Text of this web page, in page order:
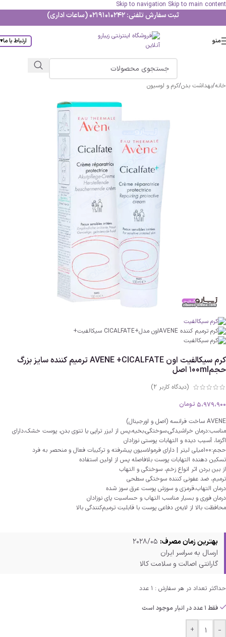
Skip to navigation Skip to main content
ثبت سفارش تلفنی: 02191010242 (ساعات اداری)
منو ارتباط با ما▾
خانه/بهداشت بدن/کرم و لوسیون
کرم سیکالفیت اون AVENE +CICALFATE ترمیم کننده سایز بزرگ
حجم100ml اصل
(دیدگاه کاربر 2
)
5،979،900 تومان
AVENE ساخت فرانسه (اصل و اورجینال)
مناسب:درمان خراشیدگی،سوختگی،بخیه،پس از لیزر تراپی یا تتوی بدن، پوست خشک،دارای
اگزما، آسیب دیده و التهابات پوستی نوزادان
حجم:100میلی لیتر | دارای فرمولاسیون پیشرفته و ترکیبات فعال و منحصر به فرد
تسکین دهنده التهابات پوست بلافاصله پس از اولین استفاده
از بین بردن اثر انواع زخم، سوختگی و التهاب
ترمیم، ضد عفونی کننده سوختگی سطحی
درمان التهاب،قرمزی و سوزش پوست عرق سوز شده
درمان فوری و بسیار مناسب التهاب و حساسیت پای نوزادان
محافظت بالا از لایه‌ی دفاعی پوست با قابلیت ترمیم‌کنندگی بالا
بهترین زمان مصرف:
ارسال به سراسر ایران
گارانتی اصالت و سلامت کالا
حداکثر تعداد در هر سفارش : 1 عدد
فقط 1 عدد در انبار موجود است
-
+